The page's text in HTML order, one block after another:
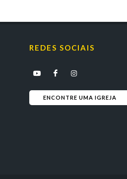
REDES SOCIAIS
ENCONTRE UMA IGREJA